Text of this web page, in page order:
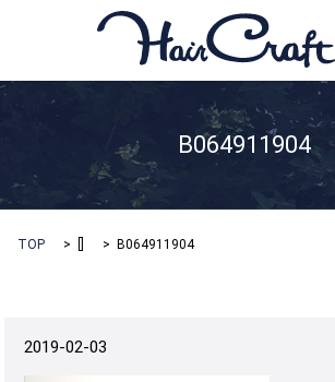
B064911904
TOP B064911904
2019-02-03